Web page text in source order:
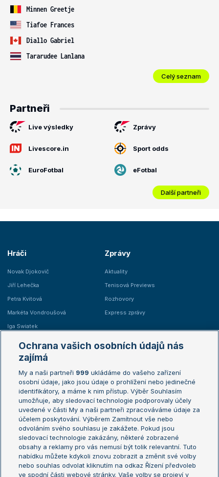
Minnen Greetje
Tiafoe Frances
Diallo Gabriel
Tararudee Lanlana
Celý seznam
Partneři
Live výsledky Zprávy
Livescore.in Sport odds
EuroFotbal eFotbal
Další partneři
Hráči
Novak Djokovič
Jiří Lehečka
Petra Kvitová
Markéta Vondroušová
Iga Swiatek
Zprávy
Aktuality
Tenisová Previews
Rozhovory
Express zprávy
Žebříčky
Žebříček ATP (muži)
Žebříček WTA (ženy)
Sázkařský žebříček
Australian Open
French Open
Wimbledon
US Open
Turnaj mistrů
Turnaj mistryň
Aktualní trendy
Fotbalové přestupy
Ochrana vašich osobních údajů nás
zajímá
My a naši partneři 999 ukládáme do vašeho zařízení
osobní údaje, jako jsou údaje o prohlížení nebo jedinečné
identifikátory, a máme k nim přístup. Výběr Souhlasím
umožňuje, aby sledovací technologie podporovaly účely
uvedené v části My a naši partneři zpracováváme údaje za
účelem poskytování. Výběrem Zamítnout vše nebo
odvoláním svého souhlasu je zakážete. Pokud jsou
sledovací technologie zakázány, některé zobrazené
obsahy a reklamy pro vás nemusí být tolik relevantní. Tuto
nabídku můžete kdykoli znovu zobrazit a změnit své volby
nebo souhlas odvolat kliknutím na odkaz Řízení předvoleb
ve spodní části webové stránky. Vaše volby se projeví v